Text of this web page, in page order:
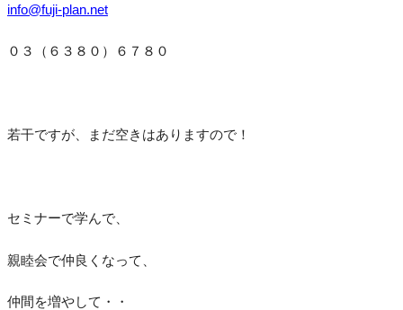
info@fuji-plan.net
０３（６３８０）６７８０
若干ですが、まだ空きはありますので！
セミナーで学んで、
親睦会で仲良くなって、
仲間を増やして・・